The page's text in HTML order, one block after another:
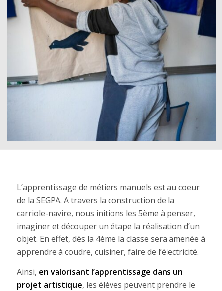
L’apprentissage de métiers manuels est au coeur
de la SEGPA. A travers la construction de la
carriole-navire, nous initions les 5ème à penser,
imaginer et découper un étape la réalisation d’un
objet. En effet, dès la 4ème la classe sera amenée à
apprendre à coudre, cuisiner, faire de l’électricité.
Ainsi, en valorisant l’apprentissage dans un
projet artistique, les élèves peuvent prendre le